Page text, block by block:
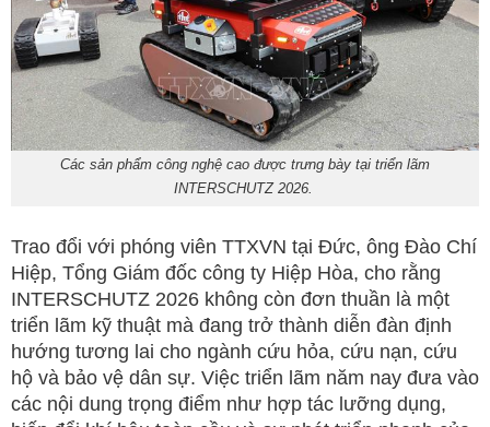
Các sản phẩm công nghệ cao được trưng bày tại triển lãm
INTERSCHUTZ 2026.
Trao đổi với phóng viên TTXVN tại Đức, ông Đào Chí
Hiệp, Tổng Giám đốc công ty Hiệp Hòa, cho rằng
INTERSCHUTZ 2026 không còn đơn thuần là một
triển lãm kỹ thuật mà đang trở thành diễn đàn định
hướng tương lai cho ngành cứu hỏa, cứu nạn, cứu
hộ và bảo vệ dân sự. Việc triển lãm năm nay đưa vào
các nội dung trọng điểm như hợp tác lưỡng dụng,